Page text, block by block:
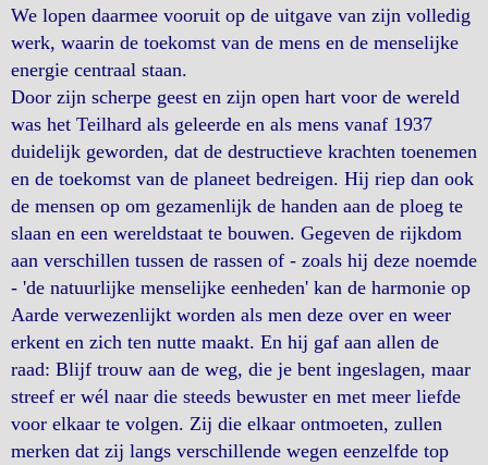
We lopen daarmee vooruit op de uitgave van zijn volledig
werk, waarin de toekomst van de mens en de menselijke
energie centraal staan.
Door zijn scherpe geest en zijn open hart voor de wereld
was het Teilhard als geleerde en als mens vanaf 1937
duidelijk geworden, dat de destructieve krachten toenemen
en de toekomst van de planeet bedreigen. Hij riep dan ook
de mensen op om gezamenlijk de handen aan de ploeg te
slaan en een wereldstaat te bouwen. Gegeven de rijkdom
aan verschillen tussen de rassen of - zoals hij deze noemde
- 'de natuurlijke menselijke eenheden' kan de harmonie op
Aarde verwezenlijkt worden als men deze over en weer
erkent en zich ten nutte maakt. En hij gaf aan allen de
raad: Blijf trouw aan de weg, die je bent ingeslagen, maar
streef er wél naar die steeds bewuster en met meer liefde
voor elkaar te volgen. Zij die elkaar ontmoeten, zullen
merken dat zij langs verschillende wegen eenzelfde top